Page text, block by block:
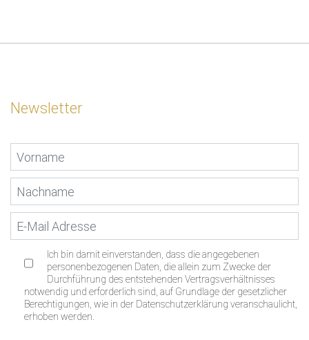
Newsletter
Ich bin damit einverstanden, dass die angegebenen
personenbezogenen Daten, die allein zum Zwecke der
Durchführung des entstehenden Vertragsverhältnisses
notwendig und erforderlich sind, auf Grundlage der gesetzlicher
Berechtigungen, wie in der Datenschutzerklärung veranschaulicht,
erhoben werden.